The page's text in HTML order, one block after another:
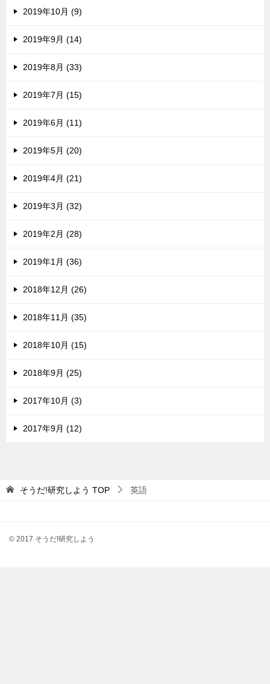
2019年10月 (9)
2019年9月 (14)
2019年8月 (33)
2019年7月 (15)
2019年6月 (11)
2019年5月 (20)
2019年4月 (21)
2019年3月 (32)
2019年2月 (28)
2019年1月 (36)
2018年12月 (26)
2018年11月 (35)
2018年10月 (15)
2018年9月 (25)
2017年10月 (3)
2017年9月 (12)
そうだ!研究しよう TOP 英語
© 2017 そうだ!研究しよう